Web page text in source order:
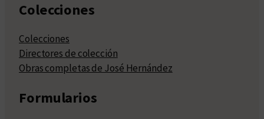
Colecciones
Colecciones
Directores de colección
Obras completas de José Hernández
Formularios